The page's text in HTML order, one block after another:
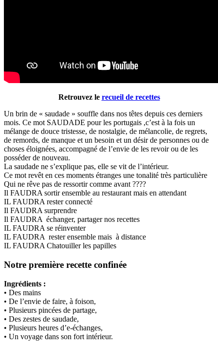
Retrouvez le recueil de recettes
Un brin de « saudade » souffle dans nos têtes depuis ces derniers
mois. Ce mot SAUDADE pour les portugais ,c’est à la fois un
mélange de douce tristesse, de nostalgie, de mélancolie, de regrets,
de remords, de manque et un besoin et un désir de personnes ou de
choses éloignées, accompagné de l’envie de les revoir ou de les
posséder de nouveau.
La saudade ne s’explique pas, elle se vit de l’intérieur.
Ce mot revêt en ces moments étranges une tonalité très particulière
Qui ne rêve pas de ressortir comme avant ????
Il FAUDRA sortir ensemble au restaurant mais en attendant
IL FAUDRA rester connecté
Il FAUDRA surprendre
Il FAUDRA échanger, partager nos recettes
IL FAUDRA se réinventer
IL FAUDRA rester ensemble mais à distance
IL FAUDRA Chatouiller les papilles
Notre première recette confinée
Ingrédients :
• Des mains
• De l’envie de faire, à foison,
• Plusieurs pincées de partage,
• Des zestes de saudade,
• Plusieurs heures d’e-échanges,
• Un voyage dans son fort intérieur.